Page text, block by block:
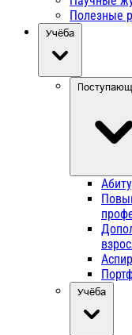
Полезные
Учёба
Учёба